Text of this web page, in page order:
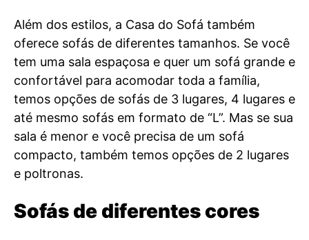
Além dos estilos, a Casa do Sofá também
oferece sofás de diferentes tamanhos. Se você
tem uma sala espaçosa e quer um sofá grande e
confortável para acomodar toda a família,
temos opções de sofás de 3 lugares, 4 lugares e
até mesmo sofás em formato de “L”. Mas se sua
sala é menor e você precisa de um sofá
compacto, também temos opções de 2 lugares
e poltronas.
Sofás de diferentes cores